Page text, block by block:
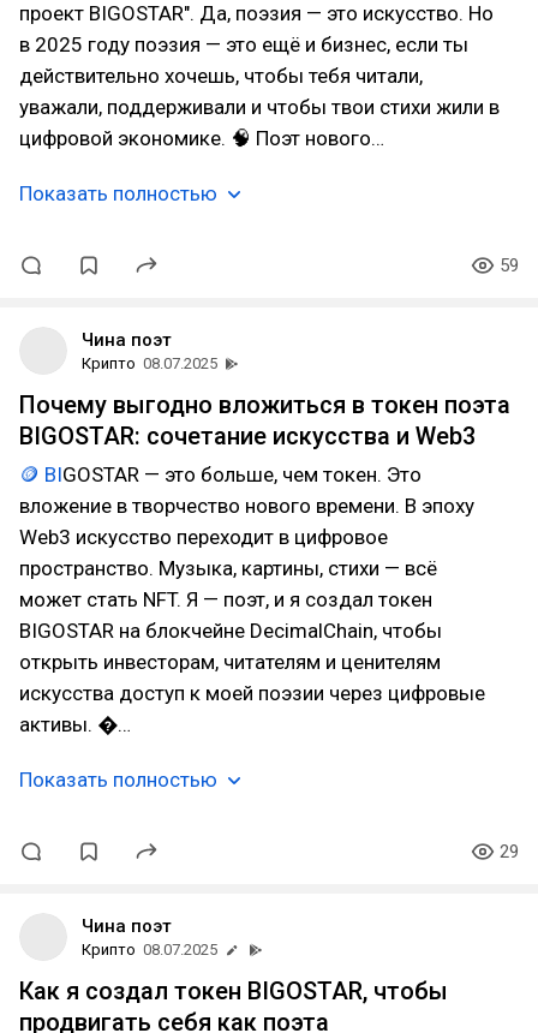
проект BIGOSTAR". Да, поэзия — это искусство. Но
в 2025 году поэзия — это ещё и бизнес, если ты
действительно хочешь, чтобы тебя читали,
уважали, поддерживали и чтобы твои стихи жили в
цифровой экономике. 🧠 Поэт нового…
Показать полностью
59
Чина поэт
Крипто 08.07.2025
Почему выгодно вложиться в токен поэта
BIGOSTAR: сочетание искусства и Web3
🪙 BIGOSTAR — это больше, чем токен. Это
вложение в творчество нового времени. В эпоху
Web3 искусство переходит в цифровое
пространство. Музыка, картины, стихи — всё
может стать NFT. Я — поэт, и я создал токен
BIGOSTAR на блокчейне DecimalChain, чтобы
открыть инвесторам, читателям и ценителям
искусства доступ к моей поэзии через цифровые
активы. �…
Показать полностью
29
Чина поэт
Крипто 08.07.2025
Как я создал токен BIGOSTAR, чтобы
продвигать себя как поэта